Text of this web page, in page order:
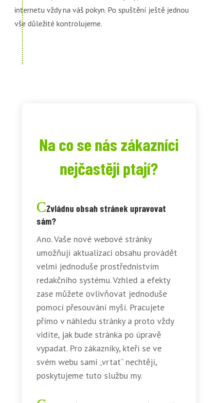
internetu vždy na váš pokyn. Po spuštění ještě jednou
vše důležité kontrolujeme.
Na co se nás zákazníci
nejčastěji ptají?
Zvládnu obsah stránek upravovat
sám?
Ano. Vaše nové webové stránky
umožňují aktualizaci obsahu provádět
velmi jednoduše prostřednistvím
redakčního systému. Vzhled a efekty
zase můžete ovlivňovat jednoduše
pomocí přesouvání myší. Pracujete
přímo v náhledu stránky a proto vždy
vidíte, jak bude stránka po úpravě
vypadat. Pro zákazníky, kteří se ve
svém webu sami „vrtat“ nechtějí,
poskytujeme tuto službu my.